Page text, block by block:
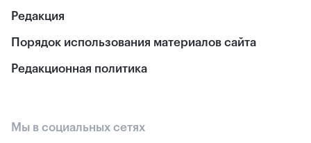
Редакция
Порядок использования материалов сайта
Редакционная политика
Мы в социальных сетях